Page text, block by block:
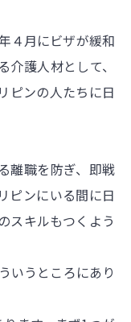
４月にビザが緩和
護人材として、
ピンの人たちに日
離職を防ぎ、即戦
ピンにいる間に日
スキルもつくよう
いうところにあり